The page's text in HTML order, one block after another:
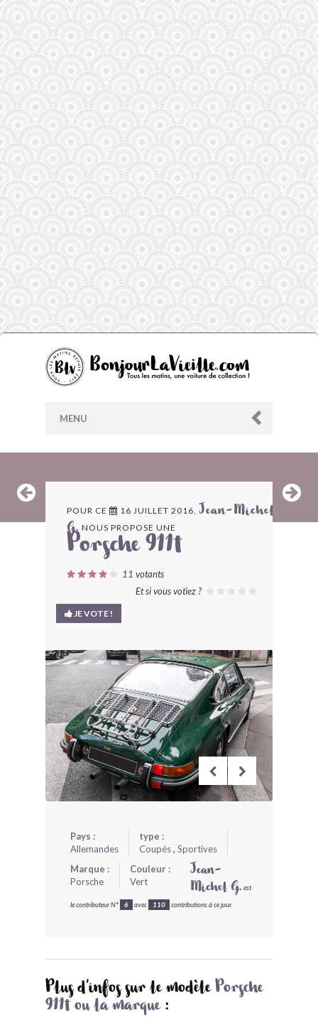
MENU
ARCHIVES
LES CONTRIBUTEURS
LE BLOG
BONJOURLAVIEILLE ?
MODÈLES ET MARQUES
COMMENT FONCTIONNE BLV ?
POUR CE 16 JUILLET 2016, Jean-Michel
G. NOUS PROPOSE UNE
Porsche 911t
11 votants
Et si vous votiez ?
JE VOTE !
Pays :
Allemandes
type :
Coupés, Sportives
Marque :
Porsche
Couleur :
Vert
Jean-
Michel G. est
le contributeur N° 6 avec 110 contributions à ce jour.
Plus d'infos sur le modèle Porsche
911t ou la marque: